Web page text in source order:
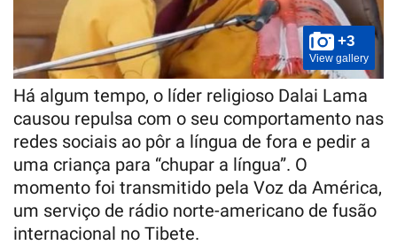
+3
View gallery
Há algum tempo, o líder religioso Dalai Lama
causou repulsa com o seu comportamento nas
redes sociais ao pôr a língua de fora e pedir a
uma criança para “chupar a língua”. O
momento foi transmitido pela Voz da América,
um serviço de rádio norte-americano de fusão
internacional no Tibete.